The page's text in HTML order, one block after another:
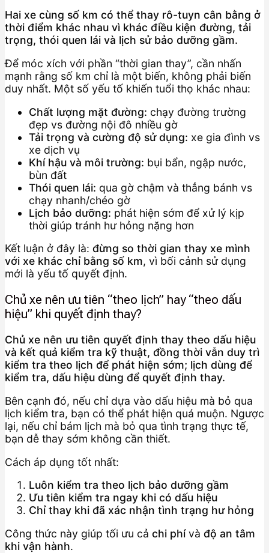
Hai xe cùng số km có thể thay rô-tuyn cân bằng ở
thời điểm khác nhau vì khác điều kiện đường, tải
trọng, thói quen lái và lịch sử bảo dưỡng gầm.
Để móc xích với phần “thời gian thay”, cần nhấn
mạnh rằng số km chỉ là một biến, không phải biến
duy nhất. Một số yếu tố khiến tuổi thọ khác nhau:
Chất lượng mặt đường: chạy đường trường
đẹp vs đường nội đô nhiều gờ
Tải trọng và cường độ sử dụng: xe gia đình vs
xe dịch vụ
Khí hậu và môi trường: bụi bẩn, ngập nước,
bùn đất
Thói quen lái: qua gờ chậm và thẳng bánh vs
chạy nhanh/chéo gờ
Lịch bảo dưỡng: phát hiện sớm để xử lý kịp
thời giúp tránh hư hỏng nặng hơn
Kết luận ở đây là: đừng so thời gian thay xe mình
với xe khác chỉ bằng số km, vì bối cảnh sử dụng
mới là yếu tố quyết định.
Chủ xe nên ưu tiên “theo lịch” hay “theo dấu
hiệu” khi quyết định thay?
Chủ xe nên ưu tiên quyết định thay theo dấu hiệu
và kết quả kiểm tra kỹ thuật, đồng thời vẫn duy trì
kiểm tra theo lịch để phát hiện sớm; lịch dùng để
kiểm tra, dấu hiệu dùng để quyết định thay.
Bên cạnh đó, nếu chỉ dựa vào dấu hiệu mà bỏ qua
lịch kiểm tra, bạn có thể phát hiện quá muộn. Ngược
lại, nếu chỉ bám lịch mà bỏ qua tình trạng thực tế,
bạn dễ thay sớm không cần thiết.
Cách áp dụng tốt nhất:
Luôn kiểm tra theo lịch bảo dưỡng gầm
Ưu tiên kiểm tra ngay khi có dấu hiệu
Chỉ thay khi đã xác nhận tình trạng hư hỏng
Công thức này giúp tối ưu cả chi phívà độ an tâm
khi vận hành.